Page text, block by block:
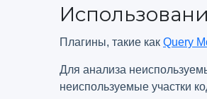
Плагины, такие как Query
Для анализа
неиспользуемые участки